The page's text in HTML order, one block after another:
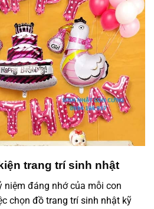
trang trí sinh nhật
niệm đáng nhớ của mỗi con
chọn đồ trang trí sinh nhật kỹ